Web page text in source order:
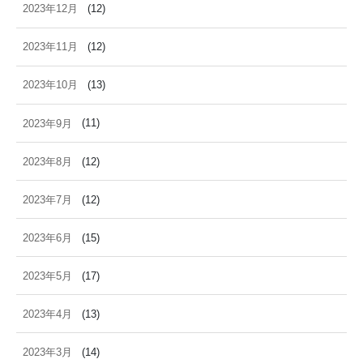
2023年12月 (12)
2023年11月 (12)
2023年10月 (13)
2023年9月 (11)
2023年8月 (12)
2023年7月 (12)
2023年6月 (15)
2023年5月 (17)
2023年4月 (13)
2023年3月 (14)